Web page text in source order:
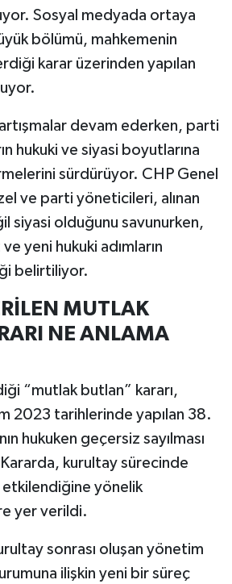
Sosyal medyada ortaya
bölümü, mahkemenin
karar üzerinden yapılan
devam ederken, parti
hukuki ve siyasi boyutlarına
sürdürüyor. CHP Genel
ve parti yöneticileri, alınan
siyasi olduğunu savunurken,
yeni hukuki adımların
belirtiliyor.
MUTLAK
NE ANLAMA
“mutlak butlan” kararı,
2023 tarihlerinde yapılan 38.
hukuken geçersiz sayılması
kurultay sürecinde
yönelik
yer verildi.
sonrası oluşan yönetim
ilişkin yeni bir süreç